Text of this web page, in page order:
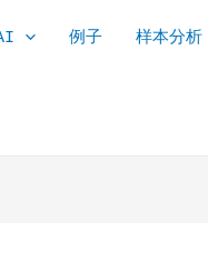
例子 样本分析